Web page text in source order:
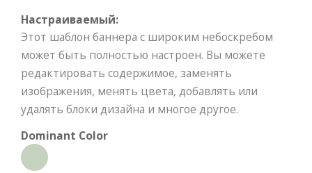
Настраиваемый:
Этот шаблон баннера с широким небоскребом
может быть полностью настроен. Вы можете
редактировать содержимое, заменять
изображения, менять цвета, добавлять или
удалять блоки дизайна и многое другое.
Dominant Color